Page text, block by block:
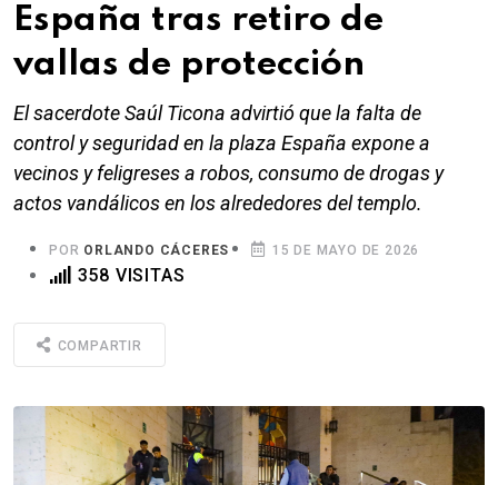
España tras retiro de
vallas de protección
El sacerdote Saúl Ticona advirtió que la falta de
control y seguridad en la plaza España expone a
vecinos y feligreses a robos, consumo de drogas y
actos vandálicos en los alrededores del templo.
POR ORLANDO CÁCERES 15 DE MAYO DE 2026
358 VISITAS
COMPARTIR